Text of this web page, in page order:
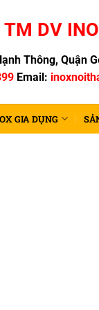
TM DV
Thông, Quận
Email:
GIA DỤNG